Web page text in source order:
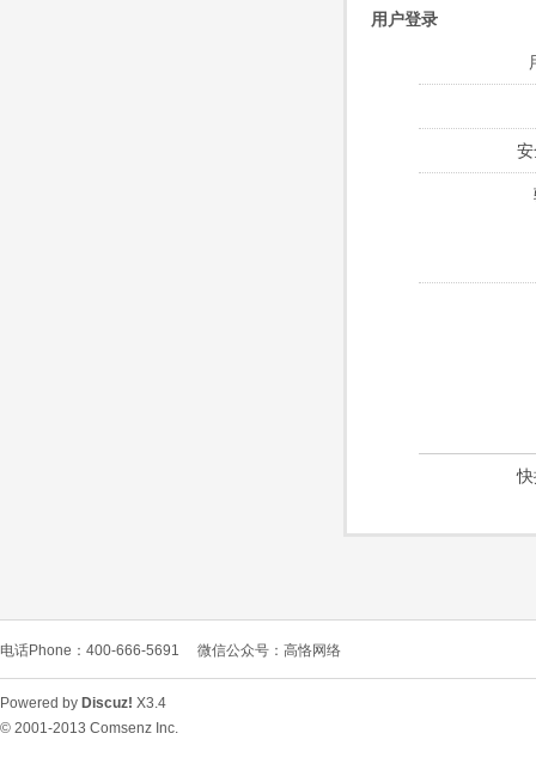
用户登录
电话Phone：400-666-5691 微信公众号：高恪网络
Powered by Discuz! X3.4
© 2001-2013 Comsenz Inc.